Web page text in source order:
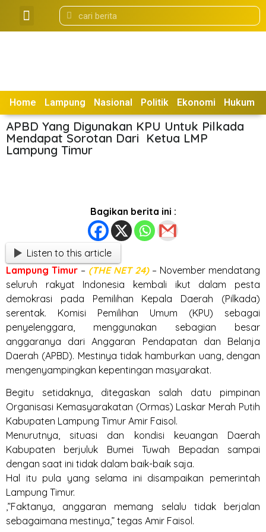
Home Lampung Nasional Politik Ekonomi Hukum
APBD Yang Digunakan KPU Untuk Pilkada
Mendapat Sorotan Dari Ketua LMP
Lampung Timur
Bagikan berita ini :
Listen to this article
Lampung Timur – (THE NET 24)– November mendatang
seluruh rakyat Indonesia kembali ikut dalam pesta
demokrasi pada Pemilihan Kepala Daerah (Pilkada)
serentak. Komisi Pemilihan Umum (KPU) sebagai
penyelenggara, menggunakan sebagian besar
anggaranya dari Anggaran Pendapatan dan Belanja
Daerah (APBD). Mestinya tidak hamburkan uang, dengan
mengenyampingkan kepentingan masyarakat.
Begitu setidaknya, ditegaskan salah datu pimpinan
Organisasi Kemasyarakatan (Ormas) Laskar Merah Putih
Kabupaten Lampung Timur Amir Faisol.
Menurutnya, situasi dan kondisi keuangan Daerah
Kabupaten berjuluk Bumei Tuwah Bepadan sampai
dengan saat ini tidak dalam baik-baik saja.
Hal itu pula yang selama ini disampaikan pemerintah
Lampung Timur.
,”Faktanya, anggaran memang selalu tidak berjalan
sebagaimana mestinya,” tegas Amir Faisol.